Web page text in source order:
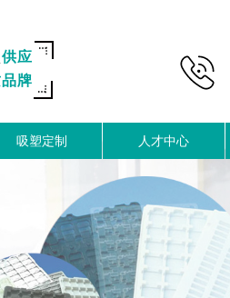
供应
牌
吸塑定制 人才中心